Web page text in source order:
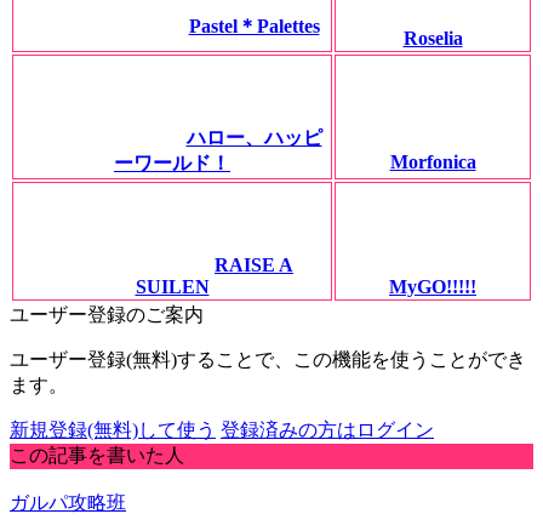
Pastel＊Palettes
Roselia
ハロー、ハッピ
ーワールド！
Morfonica
RAISE A
SUILEN
MyGO!!!!!
ユーザー登録のご案内
ユーザー登録(無料)することで、この機能を使うことができ
ます。
新規登録(無料)して使う 登録済みの方はログイン
この記事を書いた人
ガルパ攻略班